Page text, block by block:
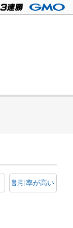
割引率が高い